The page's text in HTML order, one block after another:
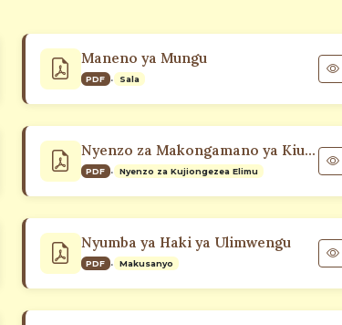
Maneno ya Mungu
PDF • Sala
Nyenzo za Makongamano ya Kiulimwengu - Tanzania
PDF • Nyenzo za Kujiongezea Elimu
Nyumba ya Haki ya Ulimwengu
PDF • Makusanyo